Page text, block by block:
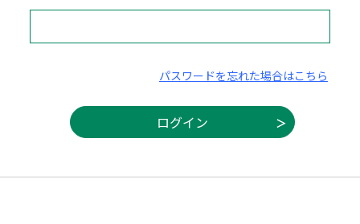
パスワードを忘れた場合はこちら